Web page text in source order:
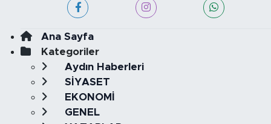
Ana Sayfa
Kategoriler
Aydın Haberleri
SİYASET
EKONOMİ
GENEL